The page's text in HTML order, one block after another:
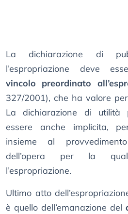
La dichiarazione di
l’espropriazione deve
vincolo preordinato
327/2001), che ha valore
La dichiarazione di utilità
essere anche implicita,
insieme al
dell’opera per la
l’espropriazione.
Ultimo atto
è quello dell’emanazione del